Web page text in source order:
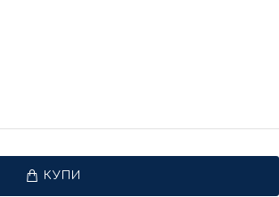
КУПИ